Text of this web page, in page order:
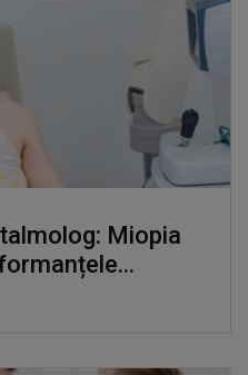
Miopia